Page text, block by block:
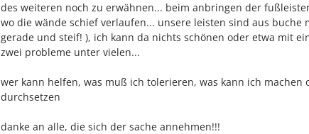
des weiteren noch zu erwähnen... beim anbringen der
wo die wände schief verlaufen... unsere leisten sind aus buche
gerade und steif! ), ich kann da nichts schönen oder etwa mit
zwei probleme unter vielen...
wer kann helfen, was muß ich tolerieren, was kann ich
durchsetzen
danke an alle, die sich der sache annehmen!!!